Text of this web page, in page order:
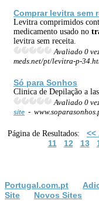
Comprar levitra sem
Levitra comprimidos
medicamento usado no
levitra sem receita.
Avaliado 0
meds.net/pt/levitra-p-
Só para Sonhos
Clinica de Depilação a
Avaliado 0
site -
Página de Resultados: <<
11
12 13
Portugal.com.pt
Site
Novos Sites